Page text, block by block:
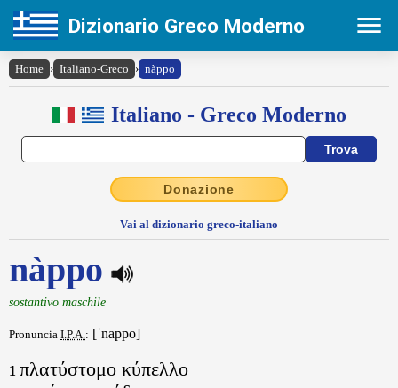
Dizionario Greco Moderno
Home › Italiano-Greco › nàppo
Italiano - Greco Moderno
Donazione
Vai al dizionario greco-italiano
nàppo
sostantivo maschile
Pronuncia I.P.A.: [ˈnappo]
1 πλατύστομο κύπελλο